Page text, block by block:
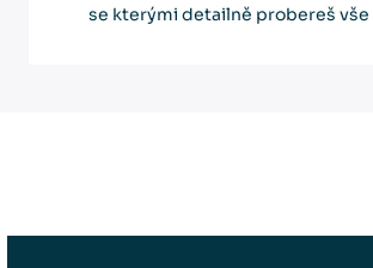
se kterými detailně probereš